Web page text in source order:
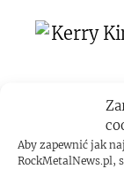
Aby zapewnić jak
RockMetalNews.pl,
Kerry
pinball!